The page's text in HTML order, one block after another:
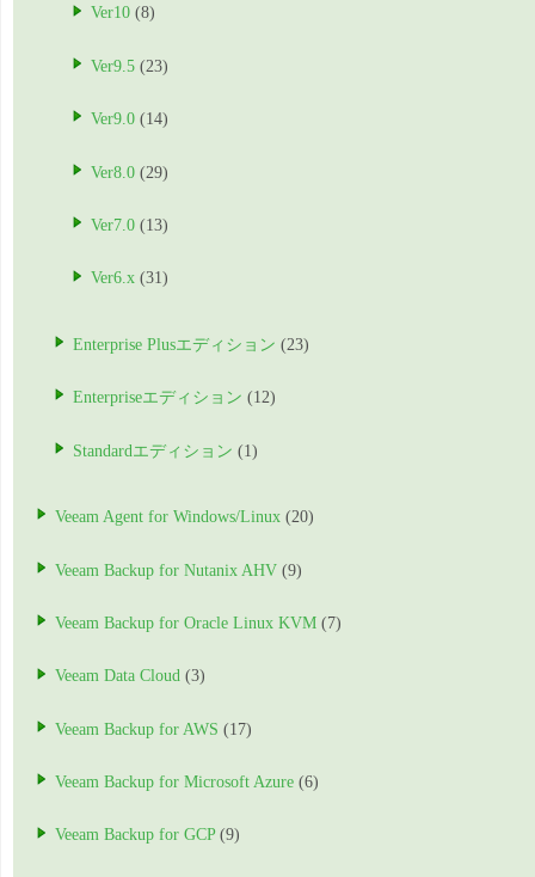
Ver10 (8)
Ver9.5 (23)
Ver9.0 (14)
Ver8.0 (29)
Ver7.0 (13)
Ver6.x (31)
Enterprise Plusエディション (23)
Enterpriseエディション (12)
Standardエディション (1)
Veeam Agent for Windows/Linux (20)
Veeam Backup for Nutanix AHV (9)
Veeam Backup for Oracle Linux KVM (7)
Veeam Data Cloud (3)
Veeam Backup for AWS (17)
Veeam Backup for Microsoft Azure (6)
Veeam Backup for GCP(9)